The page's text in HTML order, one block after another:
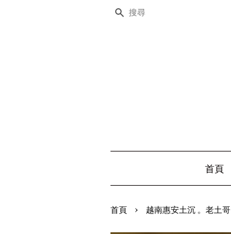
搜尋
首頁
首頁 › 越南惠安土沉 。老土哥